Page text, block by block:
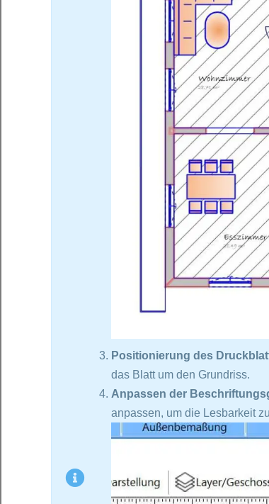
Positionierung des
das Blatt um den Grundriss.
Anpassen der
anpassen, um die Lesbarkeit